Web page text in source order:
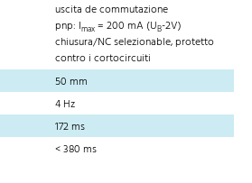
uscita de commutazione
pnp: Imax = 200 mA (UB-2V)
chiusura/NC selezionable, protetto
contro i cortocircuiti
50 mm
4 Hz
172 ms
< 380 ms